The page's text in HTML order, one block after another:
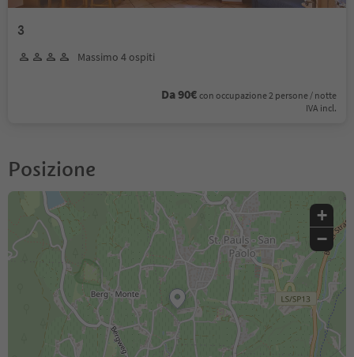
3
Massimo 4 ospiti
Da 90€ con occupazione 2 persone / notte
IVA incl.
Posizione
+
−